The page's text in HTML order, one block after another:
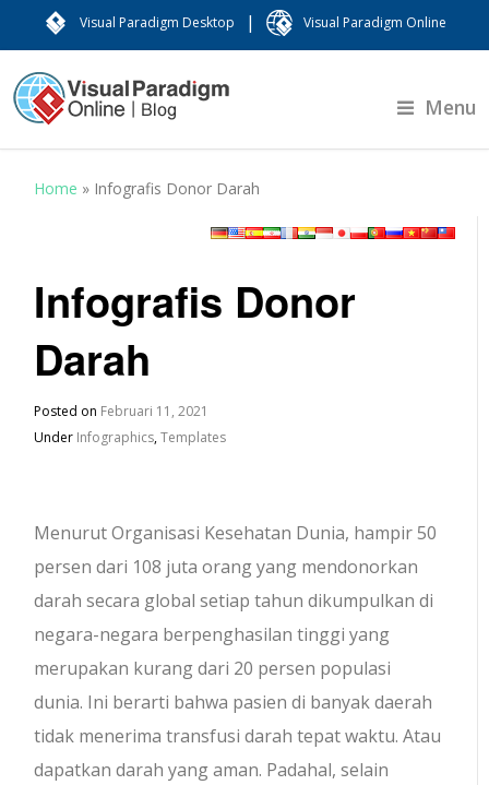
Visual Paradigm Desktop | Visual Paradigm Online
Menu
Home » Infografis Donor Darah
Infografis Donor
Darah
Posted on Februari 11, 2021
Under Infographics,Templates
Menurut Organisasi Kesehatan Dunia, hampir 50
persen dari 108 juta orang yang mendonorkan
darah secara global setiap tahun dikumpulkan di
negara-negara berpenghasilan tinggi yang
merupakan kurang dari 20 persen populasi
dunia. Ini berarti bahwa pasien di banyak daerah
tidak menerima transfusi darah tepat waktu. Atau
dapatkan darah yang aman. Padahal, selain